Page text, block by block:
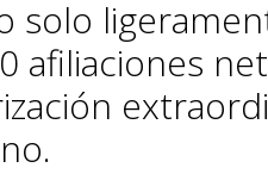
solo
afiliaciones